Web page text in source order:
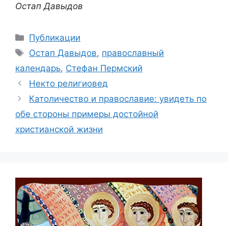
Остап Давыдов
Рубрики
Публикации
Метки
Остап Давыдов, православный
календарь, Стефан Пермский
Некто религиовед
Католичество и православие: увидеть по
обе стороны примеры достойной
христианской жизни